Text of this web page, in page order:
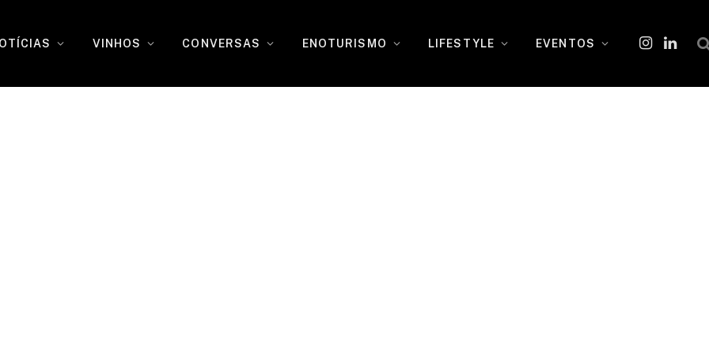
VINHOS CONVERSAS ENOTURISMO LIFESTYLE EVENTOS
Instagram
O